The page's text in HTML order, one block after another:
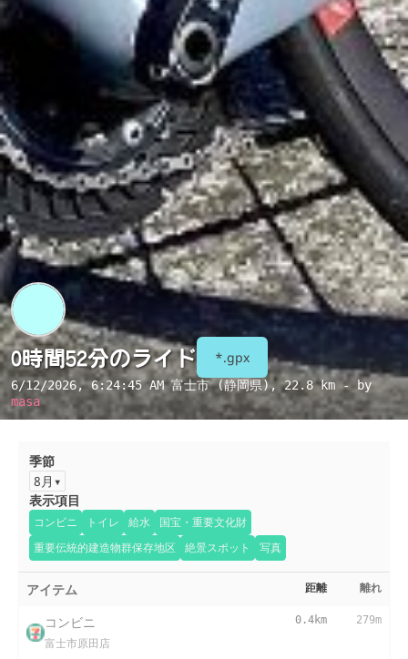
0時間52分のライド *.gpx
6/12/2026, 6:24:45 AM富士市 (静岡県), 22.8 km - by
masa
季節
8月
表示項目
コンビニ トイレ 給水
国宝・重要文化財
重要伝統的建造物群保存地区
絶景スポット 写真
アイテム 距離 離れ
コンビニ
富士市原田店
0.4km 279m